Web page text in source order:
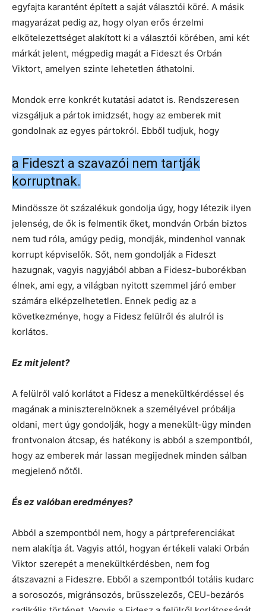
egyfajta karantént épített a saját választói köré. A másik
magyarázat pedig az, hogy olyan erős érzelmi
elkötelezettséget alakított ki a választói körében, ami két
márkát jelent, mégpedig magát a Fideszt és Orbán
Viktort, amelyen szinte lehetetlen áthatolni.
Mondok erre konkrét kutatási adatot is. Rendszeresen
vizsgáljuk a pártok imidzsét, hogy az emberek mit
gondolnak az egyes pártokról. Ebből tudjuk, hogy
a Fideszt a szavazói nem tartják
korruptnak.
Mindössze öt százalékuk gondolja úgy, hogy létezik ilyen
jelenség, de ők is felmentik őket, mondván Orbán biztos
nem tud róla, amúgy pedig, mondják, mindenhol vannak
korrupt képviselők. Sőt, nem gondolják a Fideszt
hazugnak, vagyis nagyjából abban a Fidesz-buborékban
élnek, ami egy, a világban nyitott szemmel járó ember
számára elképzelhetetlen. Ennek pedig az a
következménye, hogy a Fidesz felülről és alulról is
korlátos.
Ez mit jelent?
A felülről való korlátot a Fidesz a menekültkérdéssel és
magának a miniszterelnöknek a személyével próbálja
oldani, mert úgy gondolják, hogy a menekült-ügy minden
frontvonalon átcsap, és hatékony is abból a szempontból,
hogy az emberek már lassan megijednek minden sálban
megjelenő nőtől.
És ez valóban eredményes?
Abból a szempontból nem, hogy a pártpreferenciákat
nem alakítja át. Vagyis attól, hogyan értékeli valaki Orbán
Viktor szerepét a menekültkérdésben, nem fog
átszavazni a Fideszre. Ebből a szempontból totális kudarc
a sorosozós, migránsozós, brüsszelezős, CEU-bezárós